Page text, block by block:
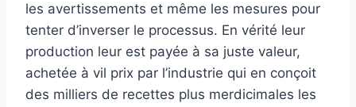
les avertissements et même les mesures pour
tenter d’inverser le processus. En vérité leur
production leur est payée à sa juste valeur,
achetée à vil prix par l’industrie qui en conçoit
des milliers de recettes plus merdicimales les